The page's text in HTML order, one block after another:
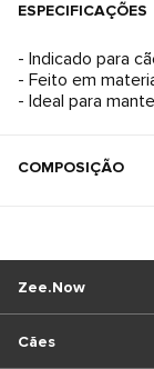
ESPECIFICAÇÕES
- Indicado para
- Feito em
- Ideal para
COMPOSIÇÃO
Cães
Zee.Now